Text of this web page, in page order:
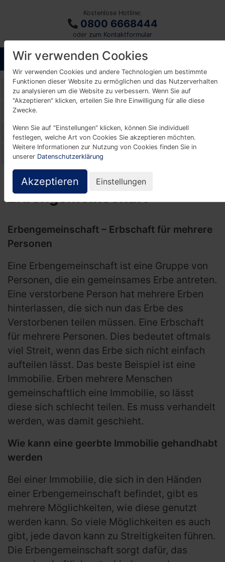
Kostenlose Hotline:
0800 6668444
oder zum Kontaktformular
Glossar
A
B
L
M N O P R S T U
W
Z
Erbengemeinschaft
Erbengemeinschaft – Erbschaft für mehrere
Personen
Eine Erbengemeinschaft ist eine Gruppe von
Personen, die ein gemeinsames Erbe antreten.
Eine verstorbene Person hat mehrere Erben
hinterlassen, die sich nun das Erbe des
Verstorbenen teilen müssen. Eine Erbschaft
für mehrere Personen. Dies bedeutet oftmals
viel Streit, wenn das Erbe sich nicht einfach
aufteilen lässt. Das beste Beispiel ist eine
Immobilie. Erben mehrere Menschen
gemeinschaftlich eine Immobilie, so lässt
diese sich schlecht teilen. Es muss verhandelt
werden, was damit geschieht.
Wie kann eine geerbte Immobilie gehandhabt
werden
Bei einer Immobilie, die sich in den Händen
einer Erbengemeinschaft befindet, gibt es
mehrere Möglichkeiten, wie diese genutzt
werden kann. So viele Möglichkeiten es auch
gibt, jede davon kann zu Streitigkeiten führen.
Die Erbengemeinschaft sorgt dafür, das
Wir verwenden Cookies
Wir verwenden Cookies und andere Technologien um bestimmte
Funktionen dieser Website zu ermöglichen und das Nutzerverhalten
zu analysieren um die Website zu verbessern. Wenn Sie auf
"Akzeptieren" klicken, erteilen Sie Ihre Einwilligung für alle diese
Zwecke.
Wenn Sie auf "Einstellungen" klicken, können Sie individuell
festlegen, welche Art von Cookies Sie akzeptieren möchten.
Weitere Informationen zur Nutzung von Cookies finden Sie in
unserer Datenschutzerklärung
Akzeptieren Einstellungen